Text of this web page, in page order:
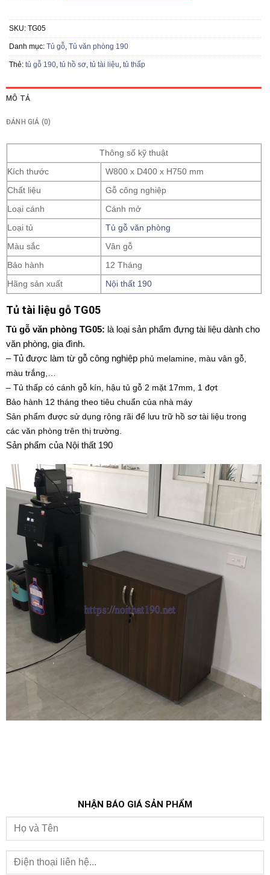
SKU: TG05
Danh mục: Tủ gỗ, Tủ văn phòng 190
Thẻ: tủ gỗ 190, tủ hồ sơ, tủ tài liệu, tủ thấp
MÔ TẢ
ĐÁNH GIÁ (0)
Thông số kỹ thuật
Kích thước W800 x D400 x H750 mm
Chất liệu Gỗ công nghiệp
Loại cánh Cánh mở
Loại tủ Tủ gỗ văn phòng
Màu sắc Vân gỗ
Bảo hành 12 Tháng
Hãng sản xuất Nội thất 190
Tủ tài liệu gỗ TG05
Tủ gỗ văn phòngTG05: là loại sản phẩm đựng tài liệu dành cho
văn phòng, gia đình.
– Tủ được làm từ gỗ công nghiệp phủ melamine, màu vân gỗ,
màu trắng,…
– Tủ thấp có cánh gỗ kín, hậu tủ gỗ 2 mặt 17mm, 1 đợt
Bảo hành 12 tháng theo tiêu chuẩn của nhà máy
Sản phẩm được sử dụng rộng rãi để lưu trữ hồ sơ tài liệu trong
các văn phòng trên thị trường.
Sản phẩm của Nội thất 190
NHẬN BÁO GIÁ SẢN PHẨM